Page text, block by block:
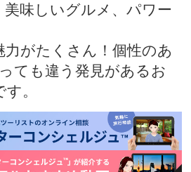
美味しいグルメ、パワー
力がたくさん！個性のあ
ても違う発見があるお
。